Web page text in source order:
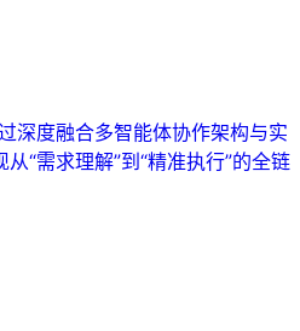
深度融合多智能体协作架构与实
“需求理解”到“精准执行”的全链